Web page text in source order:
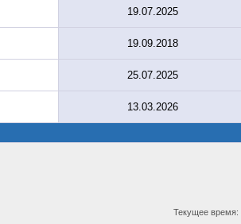
19.07.2025
19.09.2018
25.07.2025
13.03.2026
Текущее время: